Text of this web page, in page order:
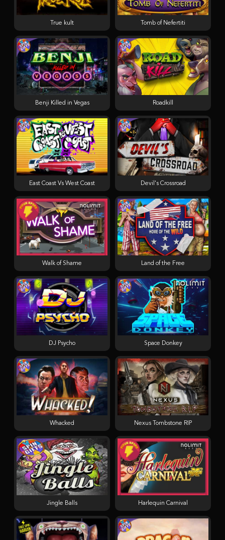
Nexus Tombstone RIP
Roadkill
Space Donkey
Land of the Free
Benji Killed in Vegas
Devil's Crossroad
Tomb of Nefertiti
DJ Psycho
East Coast Vs West Coast
Whacked
Jingle Balls Harlequin Carnival
Walk of Shame
True kult